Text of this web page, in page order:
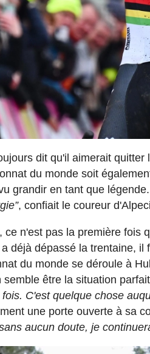
dit qu'il aimerait
du monde soit
grandir en tant que légende.
, confiait le coureur
ce n'est pas la première fois
déjà dépassé la trentaine,
du monde se déroule à
semble être la situation
C'est quelque chose
une porte ouverte à sa
aucun doute, je